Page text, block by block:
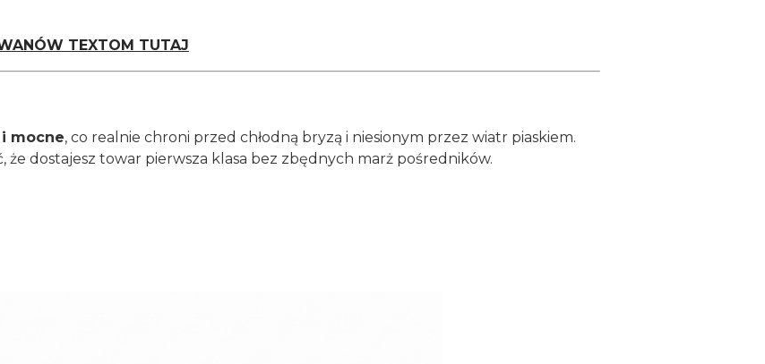
TEXTOM TUTAJ
mocne, co realnie chroni przed chłodną bryzą i niesionym przez wiatr piaskiem.
dostajesz towar pierwsza klasa bez zbędnych marż pośredników.